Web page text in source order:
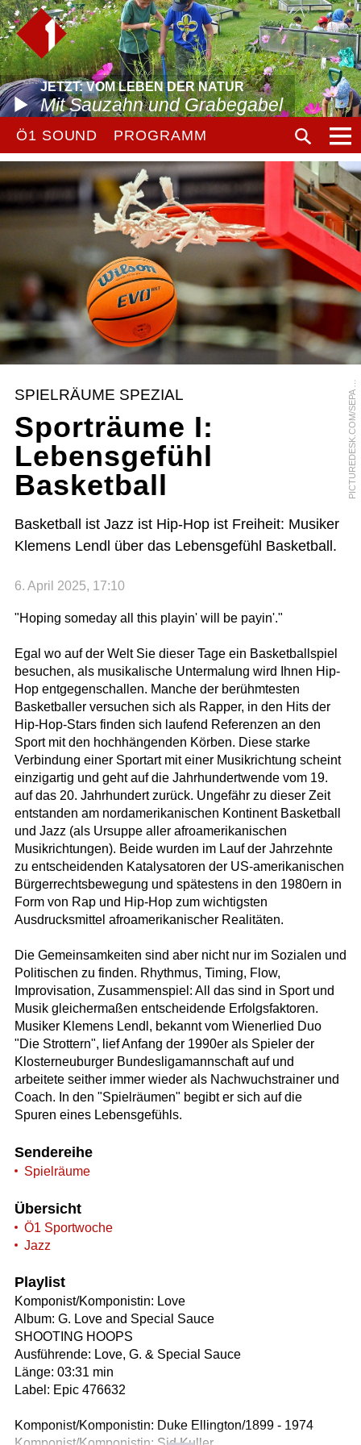
JETZT: VOM LEBEN DER NATUR
Mit Sauzahn und Grabegabel
Ö1 SOUND PROGRAMM
P
I
C
T
U
R
E
D
E
S
K
.
C
O
M
/
S
E
P
A
M
E
D
I
A
/
H
A
R
A
L
D
D
O
S
T
A
L
SPIELRÄUME SPEZIAL
Sporträume I:
Lebensgefühl
Basketball
Basketball ist Jazz ist Hip-Hop ist Freiheit: Musiker
Klemens Lendl über das Lebensgefühl Basketball.
6. April 2025, 17:10
"Hoping someday all this playin' will be payin'."
Egal wo auf der Welt Sie dieser Tage ein Basketballspiel
besuchen, als musikalische Untermalung wird Ihnen Hip-
Hop entgegenschallen. Manche der berühmtesten
Basketballer versuchen sich als Rapper, in den Hits der
Hip-Hop-Stars finden sich laufend Referenzen an den
Sport mit den hochhängenden Körben. Diese starke
Verbindung einer Sportart mit einer Musikrichtung scheint
einzigartig und geht auf die Jahrhundertwende vom 19.
auf das 20. Jahrhundert zurück. Ungefähr zu dieser Zeit
entstanden am nordamerikanischen Kontinent Basketball
und Jazz (als Ursuppe aller afroamerikanischen
Musikrichtungen). Beide wurden im Lauf der Jahrzehnte
zu entscheidenden Katalysatoren der US-amerikanischen
Bürgerrechtsbewegung und spätestens in den 1980ern in
Form von Rap und Hip-Hop zum wichtigsten
Ausdrucksmittel afroamerikanischer Realitäten.
Die Gemeinsamkeiten sind aber nicht nur im Sozialen und
Politischen zu finden. Rhythmus, Timing, Flow,
Improvisation, Zusammenspiel: All das sind in Sport und
Musik gleichermaßen entscheidende Erfolgsfaktoren.
Musiker Klemens Lendl, bekannt vom Wienerlied Duo
"Die Strottern", lief Anfang der 1990er als Spieler der
Klosterneuburger Bundesligamannschaft auf und
arbeitete seither immer wieder als Nachwuchstrainer und
Coach. In den "Spielräumen" begibt er sich auf die
Spuren eines Lebensgefühls.
Sendereihe
Spielräume
Übersicht
Ö1 Sportwoche
Jazz
Playlist
Komponist/Komponistin: Love
Album: G. Love and Special Sauce
SHOOTING HOOPS
Ausführende: Love, G. & Special Sauce
Länge: 03:31 min
Label: Epic 476632
Komponist/Komponistin: Duke Ellington/1899 - 1974